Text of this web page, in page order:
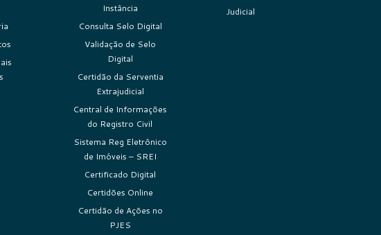
Instância
Consulta Selo Digital
Validação de Selo
Digital
Certidão da Serventia
Extrajudicial
Central de Informações
do Registro Civil
Sistema Reg Eletrônico
de Imóveis – SREI
Certificado Digital
Certidões Online
Certidão de Ações no
PJES
Judicial